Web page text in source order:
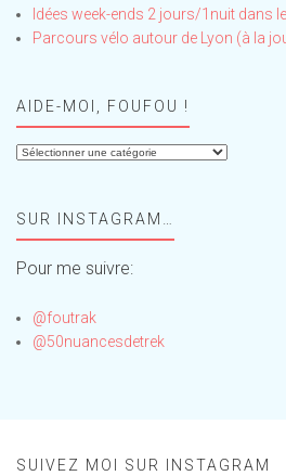
Idées week-ends 2 jours/1nuit dans
Parcours vélo autour de Lyon (à la
AIDE-MOI, FOUFOU !
Aide-
!SUR INSTAGRAM…
Pour me suivre:
@foutrak
@50nuancesdetrek
SUIVEZ MOI SUR INSTAGRAM